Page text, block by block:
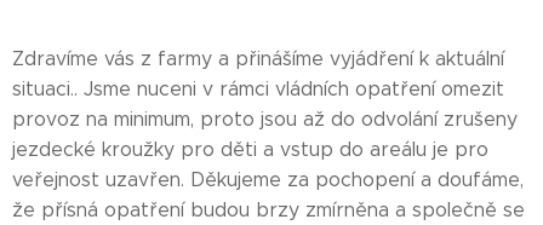
Zdravíme vás z farmy a přinášíme vyjádření k aktuální
situaci.. Jsme nuceni v rámci vládních opatření omezit
provoz na minimum, proto jsou až do odvolání zrušeny
jezdecké kroužky pro děti a vstup do areálu je pro
veřejnost uzavřen. Děkujeme za pochopení a doufáme,
že přísná opatření budou brzy zmírněna a společně se